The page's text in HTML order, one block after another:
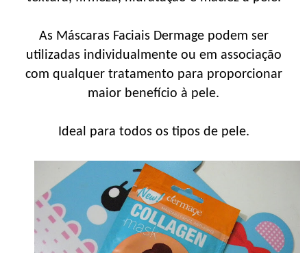
As Máscaras Faciais Dermage podem ser
utilizadas individualmente ou em associação
com qualquer tratamento para proporcionar
maior benefício à pele.
Ideal para todos os tipos de pele.